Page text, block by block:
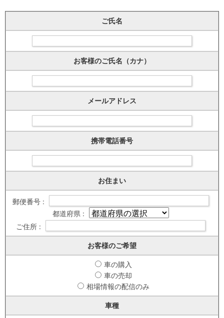
ご氏名
お客様のご氏名（カナ）
メールアドレス
携帯電話番号
お住まい
郵便番号 :
都道府県 :
ご住所 :
お客様のご希望
車の購入
車の売却
相場情報の配信のみ
車種